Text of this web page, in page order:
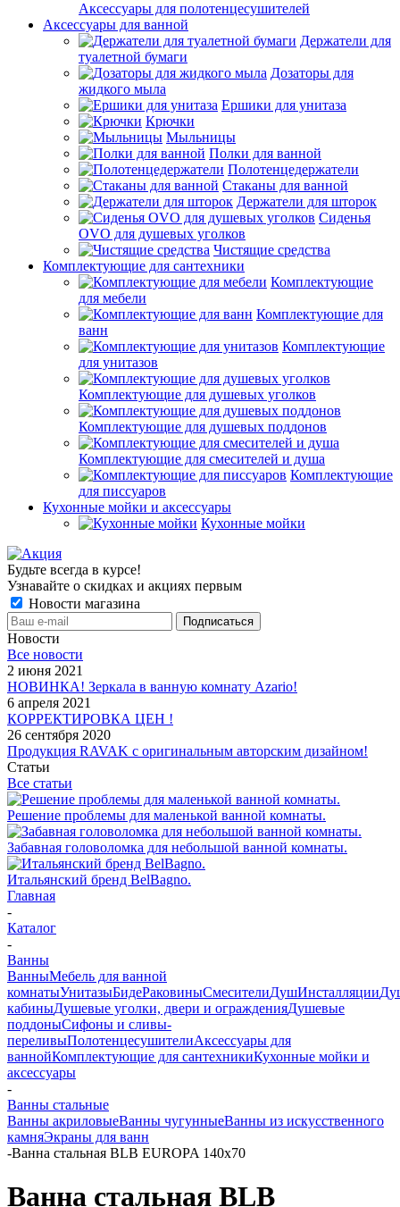
Аксессуары для полотенцесушителей
Аксессуары для ванной
Держатели для
туалетной бумаги
Дозаторы для
жидкого мыла
Ершики для унитаза
Крючки
Мыльницы
Полки для ванной
Полотенцедержатели
Стаканы для ванной
Держатели для шторок
Сиденья
OVO для душевых уголков
Чистящие средства
Комплектующие для сантехники
Комплектующие
для мебели
Комплектующие для
ванн
Комплектующие
для унитазов
Комплектующие для душевых уголков
Комплектующие для душевых поддонов
Комплектующие для смесителей и душа
Комплектующие
для писсуаров
Кухонные мойки и аксессуары
Кухонные мойки
Будьте всегда в курсе!
Узнавайте о скидках и акциях первым
Новости магазина
Новости
Все новости
2 июня 2021
НОВИНКА! Зеркала в ванную комнату Azario!
6 апреля 2021
КОРРЕКТИРОВКА ЦЕН !
26 сентября 2020
Продукция RAVAK с оригинальным авторским дизайном!
Статьи
Все статьи
Решение проблемы для маленькой ванной комнаты.
Забавная головоломка для небольшой ванной комнаты.
Итальянский бренд BelBagno.
Главная
-
Каталог
-
Ванны
ВанныМебель для ванной
комнатыУнитазыБидеРаковиныСмесителиДушИнсталляции
кабиныДушевые уголки, двери и огражденияДушевые
поддоныСифоны и сливы-
переливыПолотенцесушителиАксессуары для
ваннойКомплектующие для сантехникиКухонные мойки и
аксессуары
-
Ванны стальные
Ванны акриловыеВанны чугунныеВанны из искусственного
камняЭкраны для ванн
-Ванна стальная BLB EUROPA 140х70
Ванна стальная BLB